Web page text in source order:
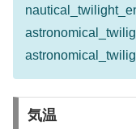
気温